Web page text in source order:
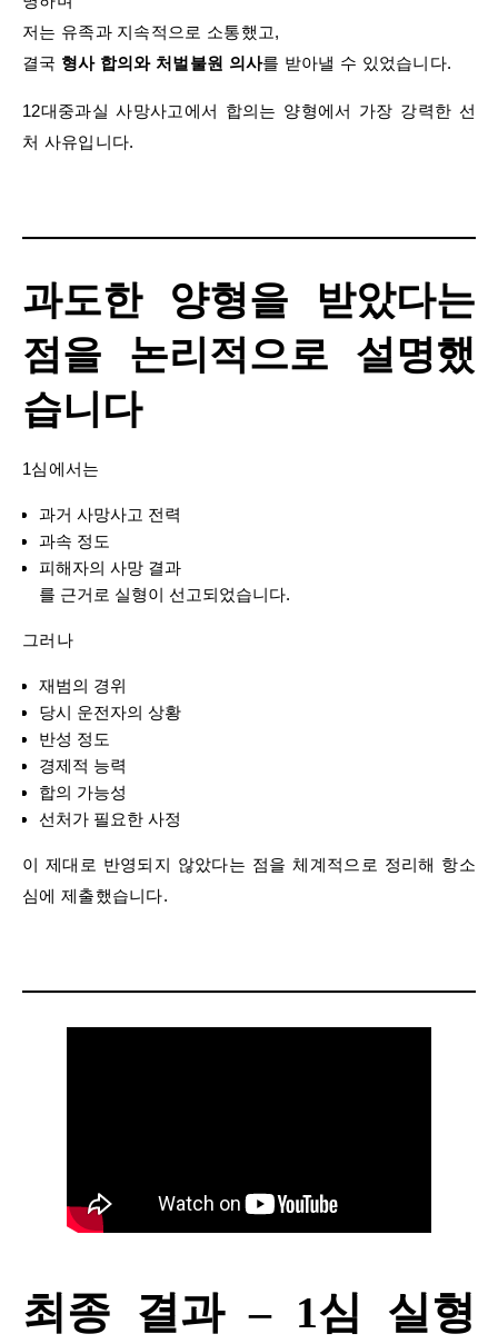
저는 유족과 지속적으로 소통했고,
결국 형사 합의와 처벌불원 의사를 받아낼 수 있었습니다.
12대중과실 사망사고에서 합의는 양형에서 가장 강력한 선
처 사유입니다.
과도한 양형을 받았다는
점을 논리적으로 설명했
습니다
1심에서는
과거 사망사고 전력
과속 정도
피해자의 사망 결과
를 근거로 실형이 선고되었습니다.
그러나
재범의 경위
당시 운전자의 상황
반성 정도
경제적 능력
합의 가능성
선처가 필요한 사정
이 제대로 반영되지 않았다는 점을 체계적으로 정리해 항소
심에 제출했습니다.
최종 결과 – 1심 실형